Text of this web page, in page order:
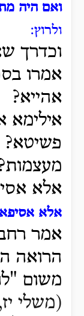
ואם היה
ולרוץ:
וכדרך
אמרו
אהייא?
אילימא
פשיטא?
אלא
אלא אסיפא
אמר
הרואה
משום
(משלי